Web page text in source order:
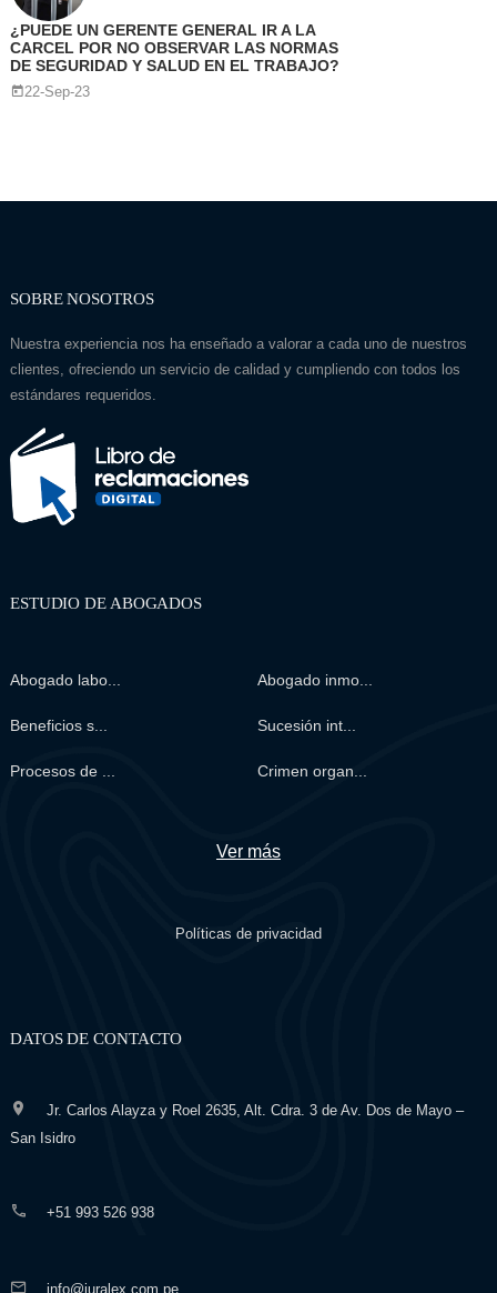
¿PUEDE UN GERENTE GENERAL IR A LA
CARCEL POR NO OBSERVAR LAS NORMAS
DE SEGURIDAD Y SALUD EN EL TRABAJO?
22-Sep-23
SOBRE NOSOTROS
Nuestra experiencia nos ha enseñado a valorar a cada uno de nuestros
clientes, ofreciendo un servicio de calidad y cumpliendo con todos los
estándares requeridos.
ESTUDIO DE ABOGADOS
Abogado labo... Abogado inmo...
Beneficios s... Sucesión int...
Procesos de ... Crimen organ...
Ver más
Políticas de privacidad
DATOS DE CONTACTO
Jr. Carlos Alayza y Roel 2635, Alt. Cdra. 3 de Av. Dos de Mayo –
San Isidro
+51 993 526 938
info@iuralex.com.pe